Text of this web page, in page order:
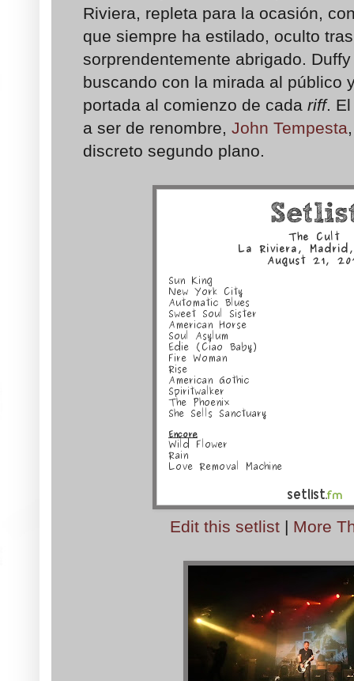
Riviera, repleta para la ocasión,
que siempre ha estilado, oculto
sorprendentemente abrigado.
buscando con la mirada al público
portada al comienzo de cada riff.
a ser de renombre, John Tempesta
discreto segundo plano.
Edit this setlist | More